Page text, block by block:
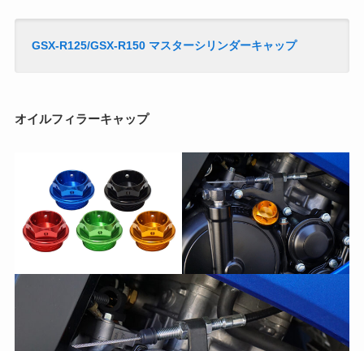
GSX-R125/GSX-R150 マスターシリンダーキャップ
オイルフィラーキャップ